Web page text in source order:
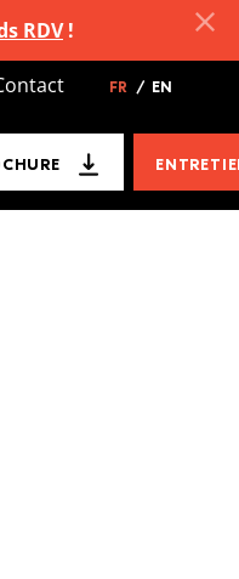
FR / EN
RDV!